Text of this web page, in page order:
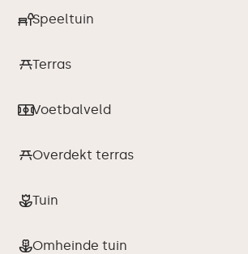
Speeltuin
Terras
Voetbalveld
Overdekt terras
Tuin
Omheinde tuin